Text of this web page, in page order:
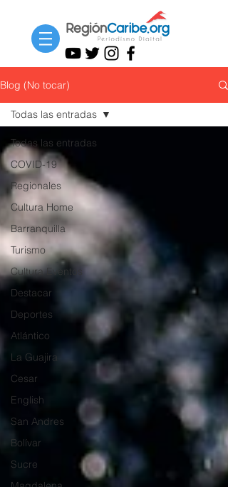
Blog (No tocar)
Todas las entradas
COVID-19
Regionales
Cultura Home
Barranquilla
Turismo
Cultura Eventos
Destacar
Deportes
Atlántico
La Guajira
Cesar
English
San Andres
Bolívar
Sucre
Todas las entradas